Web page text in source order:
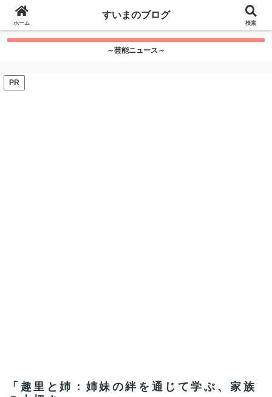
google.com, pub-7115624674097404, DIRECT,
f08c47fec0942fa0
～芸能ニュース～
PR
「趣里と姉：姉妹の絆を通じて学ぶ、家族
ホーム
すいまのブログ
検索